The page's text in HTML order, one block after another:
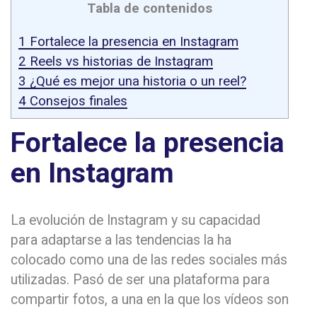
Tabla de contenidos
1 Fortalece la presencia en Instagram
2 Reels vs historias de Instagram
3 ¿Qué es mejor una historia o un reel?
4 Consejos finales
Fortalece la presencia
en Instagram
La evolución de Instagram y su capacidad
para adaptarse a las tendencias la ha
colocado como una de las redes sociales más
utilizadas. Pasó de ser una plataforma para
compartir fotos, a una en la que los vídeos son